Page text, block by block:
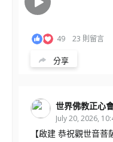
49 23 則留言
分享
世界佛教正心
July 20, 2026,
【啟建 恭祝觀世音菩